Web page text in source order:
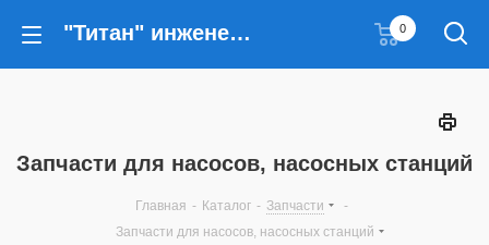
"Титан" инженерные решения 0
Запчасти для насосов, насосных станций
Главная - Каталог - Запчасти
-
Запчасти для насосов, насосных станций